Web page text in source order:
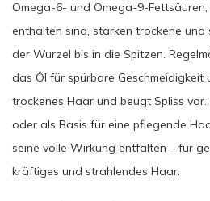
Omega-6- und Omega-9-Fettsäuren,
enthalten sind, stärken trockene
der Wurzel bis in die Spitzen.
das Öl für spürbare Geschmeidigkeit
trockenes Haar und beugt Spliss
oder als Basis für eine pflegende
seine volle Wirkung entfalten – für
kräftiges und strahlendes Haar.